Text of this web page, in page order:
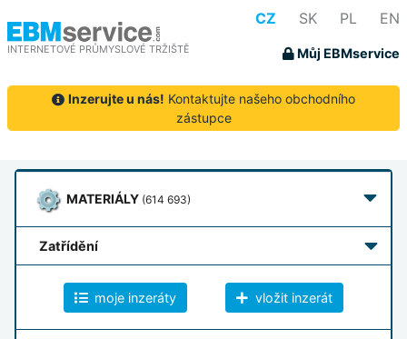
INTERNETOVÉ PRŮMYSLOVÉ TRŽIŠTĚ
CZ SK PL EN
Můj EBMservice
Inzerujte u nás! Kontaktujte našeho obchodního
zástupce
MATERIÁLY (614 693)
zatřídění
moje inzeráty vložit inzerát